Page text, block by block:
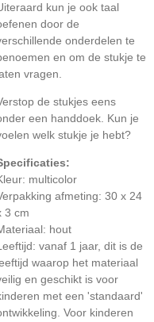
kun je ook taal
door de
onderdelen te
en om de stukje te
vragen.
de stukjes eens
een handdoek. Kun je
welk stukje je hebt?
multicolor
afmeting: 30 x 24
3 cm
hout
vanaf 1 jaar, dit is de
waarop het materiaal
en geschikt is voor
met een 'standaard'
Voor kinderen